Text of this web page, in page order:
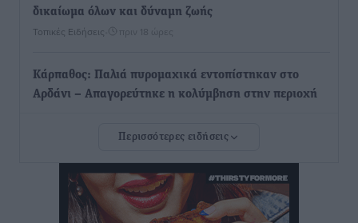
δικαίωμα όλων και δύναμη ζωής
Τοπικές Ειδήσεις πριν 18 ώρες
Κάρπαθος: Παλιά πυρομαχικά εντοπίστηκαν στο
Αρδάνι – Απαγορεύτηκε η κολύμβηση στην περιοχή
εφησυχασμού» – Σε πλήρη ετοιμότητα ο μηχανισμός
• πριν 19 ώρες
Περισσότερες ειδήσεις